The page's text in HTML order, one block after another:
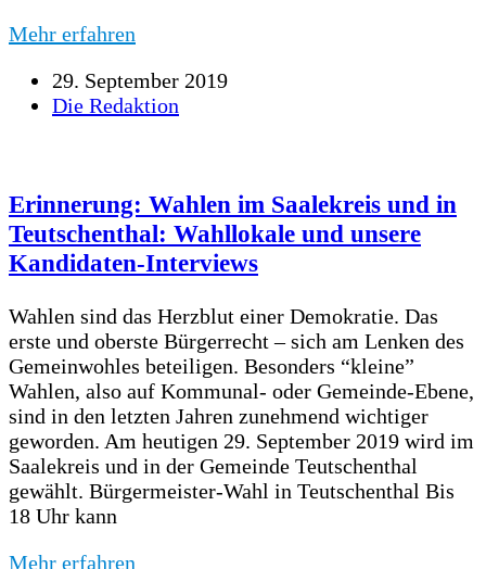
Mehr erfahren
29. September 2019
Die Redaktion
Erinnerung: Wahlen im Saalekreis und in
Teutschenthal: Wahllokale und unsere
Kandidaten-Interviews
Wahlen sind das Herzblut einer Demokratie. Das
erste und oberste Bürgerrecht – sich am Lenken des
Gemeinwohles beteiligen. Besonders “kleine”
Wahlen, also auf Kommunal- oder Gemeinde-Ebene,
sind in den letzten Jahren zunehmend wichtiger
geworden. Am heutigen 29. September 2019 wird im
Saalekreis und in der Gemeinde Teutschenthal
gewählt. Bürgermeister-Wahl in Teutschenthal Bis
18 Uhr kann
Mehr erfahren